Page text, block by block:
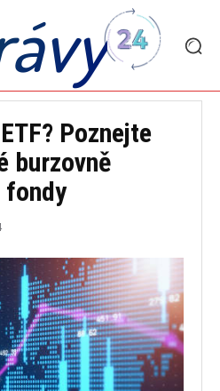
Poznejte
burzovně
fondy